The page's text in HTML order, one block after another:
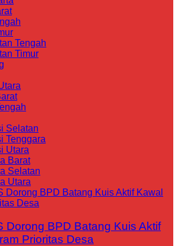
Tengah
Timur
Selatan
Tenggara
Utara
Barat
Selatan
Utara
Dorong BPD Batang Kuis Aktif
Prioritas Desa